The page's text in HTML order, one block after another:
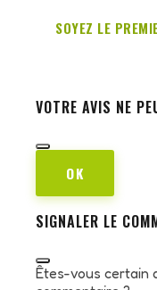
SOYEZ LE
VOTRE AVIS NE
OK
SIGNALER LE
Êtes-vous certain